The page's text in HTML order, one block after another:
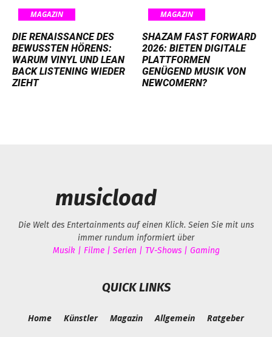
MAGAZIN
DIE RENAISSANCE DES
BEWUSSTEN HÖRENS:
WARUM VINYL UND LEAN
BACK LISTENING WIEDER
ZIEHT
MAGAZIN
SHAZAM FAST FORWARD
2026: BIETEN DIGITALE
PLATTFORMEN
GENÜGEND MUSIK VON
NEWCOMERN?
musicload
Die Welt des Entertainments auf einen Klick. Seien Sie mit uns
immer rundum informiert über
Musik | Filme | Serien | TV-Shows | Gaming
QUICK LINKS
Home Künstler Magazin Allgemein Ratgeber